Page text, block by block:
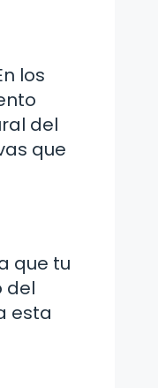
los
del
que
que tu
del
esta